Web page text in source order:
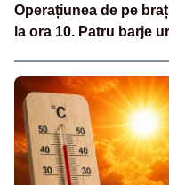
Operațiunea de pe
la ora 10. Patru barje